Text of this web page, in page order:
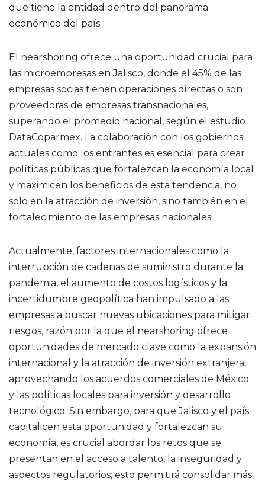
que tiene la entidad dentro del panorama
económico del país.
El nearshoring ofrece una oportunidad crucial para
las microempresas en Jalisco, donde el 45% de las
empresas socias tienen operaciones directas o son
proveedoras de empresas transnacionales,
superando el promedio nacional, según el estudio
DataCoparmex. La colaboración con los gobiernos
actuales como los entrantes es esencial para crear
políticas públicas que fortalezcan la economía local
y maximicen los beneficios de esta tendencia, no
solo en la atracción de inversión, sino también en el
fortalecimiento de las empresas nacionales.
Actualmente, factores internacionales como la
interrupción de cadenas de suministro durante la
pandemia, el aumento de costos logísticos y la
incertidumbre geopolítica han impulsado a las
empresas a buscar nuevas ubicaciones para mitigar
riesgos, razón por la que el nearshoring ofrece
oportunidades de mercado clave como la expansión
internacional y la atracción de inversión extranjera,
aprovechando los acuerdos comerciales de México
y las políticas locales para inversión y desarrollo
tecnológico. Sin embargo, para que Jalisco y el país
capitalicen esta oportunidad y fortalezcan su
economía, es crucial abordar los retos que se
presentan en el acceso a talento, la inseguridad y
aspectos regulatorios; esto permitirá consolidar más